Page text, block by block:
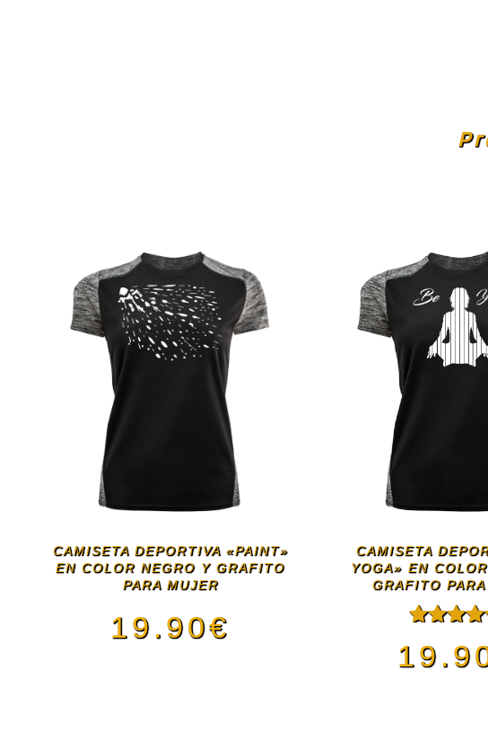
CAMISETA DEPORTIVA «PAINT»
EN COLOR NEGRO Y GRAFITO
PARA MUJER
19.90€
CAMISETA
YOGA» EN
GRAFITO
con5.00